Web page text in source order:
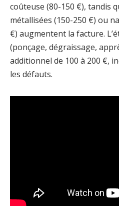
coûteuse (80-150 €), tandis
métallisées (150-250 €) ou
€) augmentent la facture.
(ponçage, dégraissage,
additionnel de 100 à 200 €,
les défauts.